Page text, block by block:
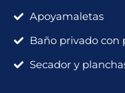
Apoyamaletas
Baño privado con
Secador y